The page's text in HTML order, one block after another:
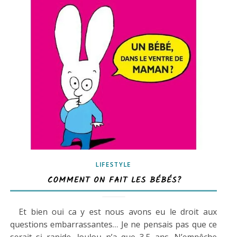
LIFESTYLE
COMMENT ON FAIT LES BÉBÉS?
Et bien oui ca y est nous avons eu le droit aux
questions embarrassantes… Je ne pensais pas que ce